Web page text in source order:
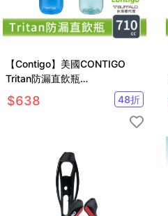
【Contigo】美國CONTIGO
Tritan防漏直飲瓶
Cortland710cc(冷水瓶/運動水
壺)
$638 48折